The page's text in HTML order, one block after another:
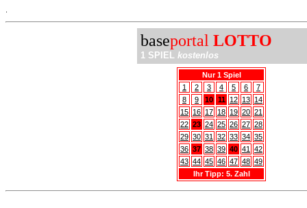
baseportal LOTTO
1 SPIEL kostenlos
Nur 1 Spiel
1
2 3 4 5 6
7
8
9 10 11 12 13 14
15 16 17 18 19 20 21
22 23 24 25 26 27 28
29 30 31 32 33 34 35
36 37 38 39 40 41
42
43 44 45 46 47 48 49
Ihr Tipp: 5. Zahl